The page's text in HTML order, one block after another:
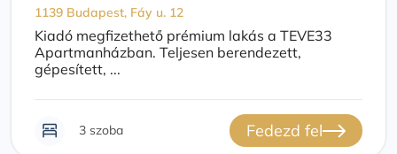
1139 Budapest, Fáy u. 12
Kiadó megfizethető prémium lakás a TEVE33
Apartmanházban. Teljesen berendezett,
gépesített, ...
3 szoba Fedezd fel